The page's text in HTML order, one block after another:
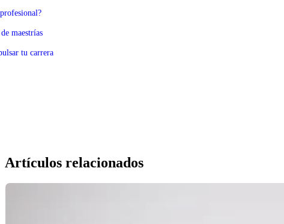
maestrías
tu carrera
Artículos relacionados